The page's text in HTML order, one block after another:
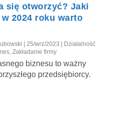
się otworzyć? Jaki
2024 roku warto
|25/wrz/2023
Działalność
,Zakładanie firmy
biznesu to ważny
przedsiębiorcy.